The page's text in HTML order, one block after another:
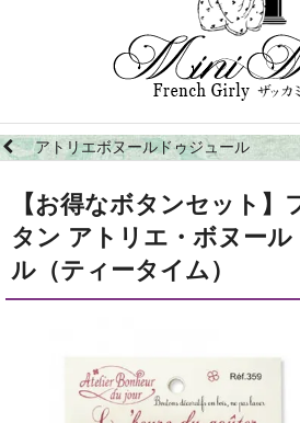
アトリエボヌールドゥジュール
【お得なボタンセット】
タン アトリエ・ボヌー
ル（ティータイム）